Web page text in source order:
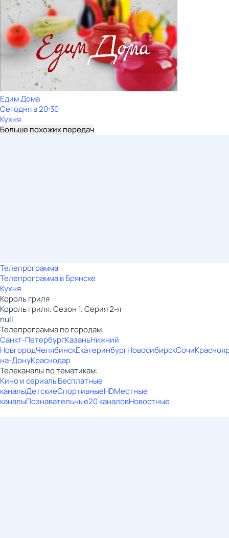
Едим Дома
Сегодня в 20:30
Кухня
Больше похожих передач
Телепрограмма
Телепрограмма в Брянске
Кухня
Король гриля
Король гриля. Сезон 1. Серия 2-я
null
Телепрограмма по городам:
Санкт-ПетербургКазаньНижний
НовгородЧелябинскЕкатеринбургНовосибирскСочи
на-ДонуКраснодар
Телеканалы по тематикам:
Кино и сериалыБесплатные
каналыДетскиеСпортивныеHDМестные
каналыПознавательные20 каналовНовостные